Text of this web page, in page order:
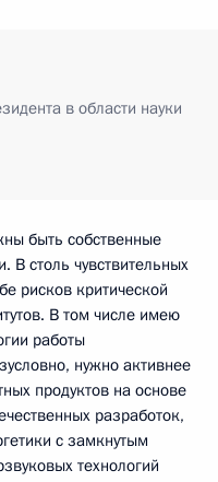
в области науки
быть собственные
В столь чувствительных
рисков критической
В том числе имею
работы
нужно активнее
продуктов на основе
разработок,
с замкнутым
технологий